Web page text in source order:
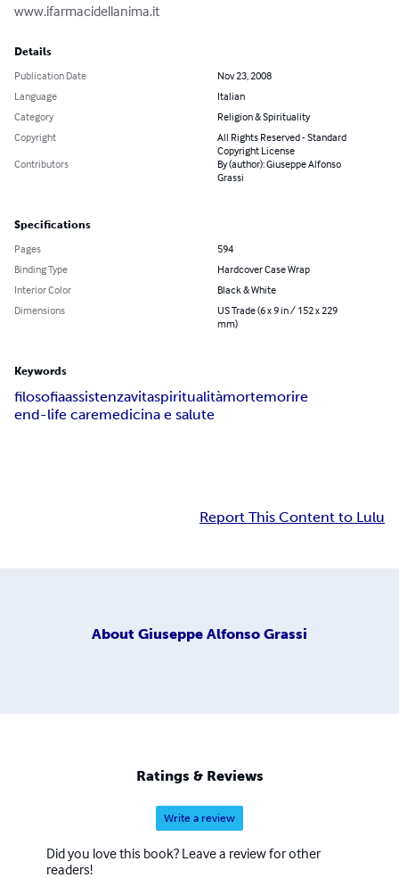
www.ifarmacidellanima.it
Details
Publication Date
Nov 23, 2008
Language
Italian
Category
Religion & Spirituality
Copyright
All Rights Reserved - Standard
Copyright License
Contributors
By (author): Giuseppe Alfonso
Grassi
Specifications
Pages
594
Binding Type
Hardcover Case Wrap
Interior Color
Black & White
Dimensions
US Trade (6 x 9 in / 152 x 229
mm)
Keywords
filosofiaassistenzavitaspiritualitàmortemorire
end-life caremedicina e salute
Report This Content to Lulu
About Giuseppe Alfonso Grassi
Ratings & Reviews
Write a review
Did you love this book? Leave a review for other
readers!